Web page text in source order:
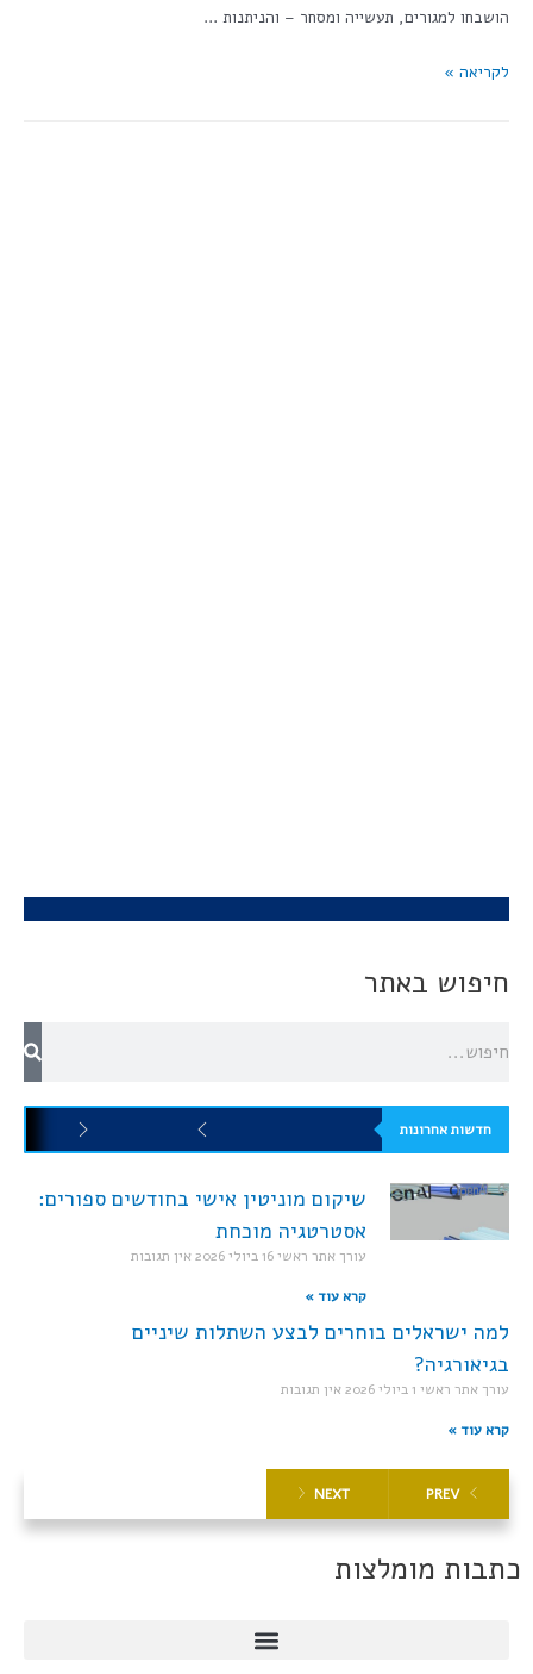
הושבחו למגורים, תעשייה ומסחר – והניתנות …
לקריאה »
חיפוש באתר
חדשות אחרונות
שיקום מוניטין אישי בחודשים ספורים:
אסטרטגיה מוכחת
עורך אתר ראשי16 ביולי 2026 אין תגובות
קרא עוד »
למה ישראלים בוחרים לבצע השתלות שיניים
בגיאורגיה?
עורך אתר ראשי 1 ביולי 2026 אין תגובות
קרא עוד »
PREV
NEXT
כתבות מומלצות